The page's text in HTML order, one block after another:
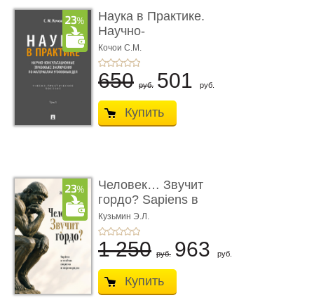
Наука в Практике.
Научно-
консультационные (пра
...
Кочои С.М.
650 руб. 501 руб.
Купить
Человек… Звучит
гордо? Sapiens в
тенётах социума � ...
Кузьмин Э.Л.
1 250 руб. 963 руб.
Купить